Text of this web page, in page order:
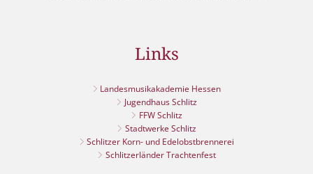
Links
Landesmusikakademie Hessen
Jugendhaus Schlitz
FFW Schlitz
Stadtwerke Schlitz
Schlitzer Korn- und Edelobstbrennerei
Schlitzerländer Trachtenfest